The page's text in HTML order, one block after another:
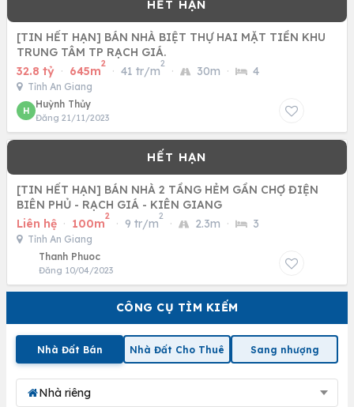
CÔNG CỤ TÌM KIẾM
Nhà Đất Bán Nhà Đất Cho Thuê Sang nhượng
Nhà riêng
[TIN HẾT HẠN] BÁN NHÀ BIỆT THỰ HAI MẶT TIỀN KHU
TRUNG TÂM TP RẠCH GIÁ.
32.8 tỷ · 645m
2
· 41 tr/m
2
· 30m · 4
Tỉnh An Giang
H
Huỳnh Thủy
Đăng 21/11/2023
[TIN HẾT HẠN] BÁN NHÀ 2 TẦNG HẺM GẦN CHỢ ĐIỆN
BIÊN PHỦ - RẠCH GIÁ - KIÊN GIANG
Liên hệ · 100m
2
· 9 tr/m
2
· 2.3m · 3
Tỉnh An Giang
Thanh Phuoc
Đăng 10/04/2023